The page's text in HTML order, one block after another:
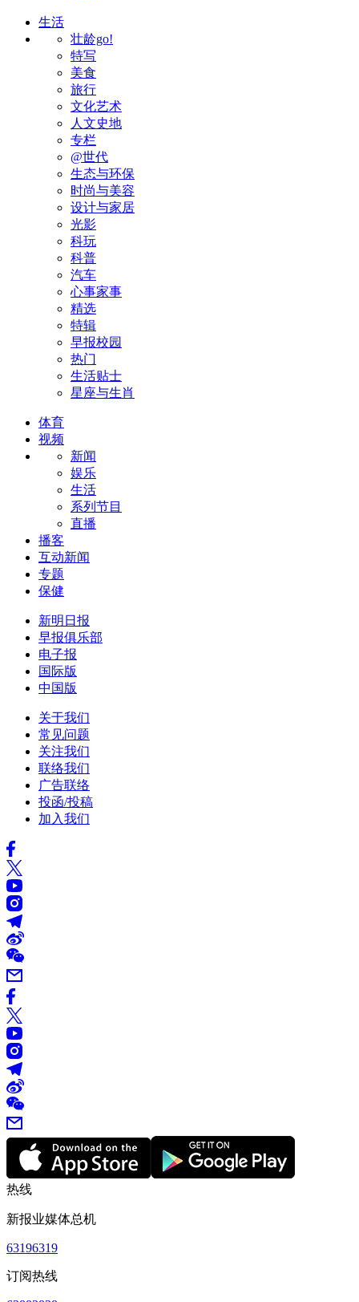
生活
壮龄go!
特写
美食
旅行
文化艺术
人文史地
专栏
@世代
生态与环保
时尚与美容
设计与家居
光影
科玩
科普
汽车
心事家事
精选
特辑
早报校园
热门
生活贴士
星座与生肖
体育
视频
新闻
娱乐
生活
系列节目
直播
播客
互动新闻
专题
保健
新明日报
早报俱乐部
电子报
国际版
中国版
关于我们
常见问题
关注我们
联络我们
广告联络
投函/投稿
加入我们
热线
新报业媒体总机
63196319
订阅热线